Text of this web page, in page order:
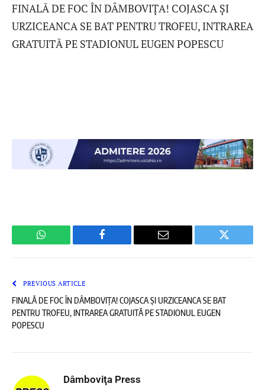
FINALĂ DE FOC ÎN DÂMBOVIȚA! COJASCA ȘI
URZICEANCA SE BAT PENTRU TROFEU, INTRAREA
GRATUITĂ PE STADIONUL EUGEN POPESCU
WhatsApp Facebook Email Twitter
PREVIOUS ARTICLE
FINALĂ DE FOC ÎN DÂMBOVIȚA! COJASCA ȘI URZICEANCA SE BAT
PENTRU TROFEU, INTRAREA GRATUITĂ PE STADIONUL EUGEN
POPESCU
Dâmboviţa Press